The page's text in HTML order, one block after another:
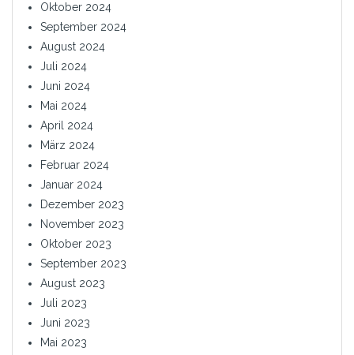
Oktober 2024
September 2024
August 2024
Juli 2024
Juni 2024
Mai 2024
April 2024
März 2024
Februar 2024
Januar 2024
Dezember 2023
November 2023
Oktober 2023
September 2023
August 2023
Juli 2023
Juni 2023
Mai 2023